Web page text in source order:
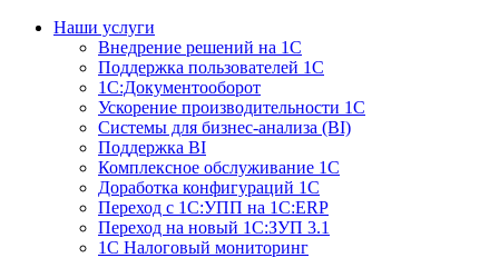
Наши услуги
Внедрение решений на 1С
Поддержка пользователей 1С
1С:Документооборот
Ускорение производительности 1С
Системы для бизнес-анализа (BI)
Поддержка BI
Комплексное обслуживание 1С
Доработка конфигураций 1С
Переход с 1С:УПП на 1С:ERP
Переход на новый 1C:ЗУП 3.1
1С Налоговый мониторинг